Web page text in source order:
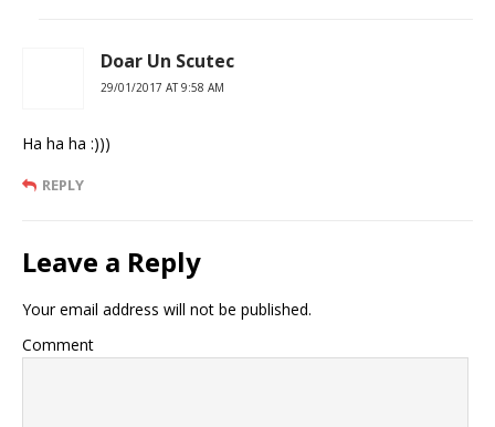
Doar Un Scutec
29/01/2017 AT 9:58 AM
Ha ha ha :)))
REPLY
Leave a Reply
Your email address will not be published.
Comment